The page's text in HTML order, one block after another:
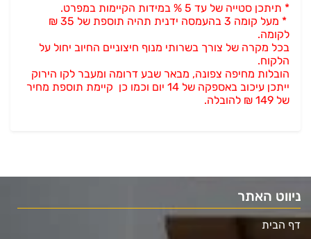
* תיתכן סטייה של עד 5 % במידות הקיימות במפרט.
* מעל קומה 3 בהעמסה ידנית תהיה תוספת של 35 ₪
לקומה.
בכל מקרה של צורך בשרותי מנוף חיצוניים החיוב יחול על
הלקוח.
הובלות מחיפה צפונה, מבאר שבע דרומה ומעבר לקו הירוק
ייתכן עיכוב באספקה של 14 יום וכמו כן קיימת תוספת מחיר
של 149 ₪ להובלה.
ניווט האתר
דף הבית